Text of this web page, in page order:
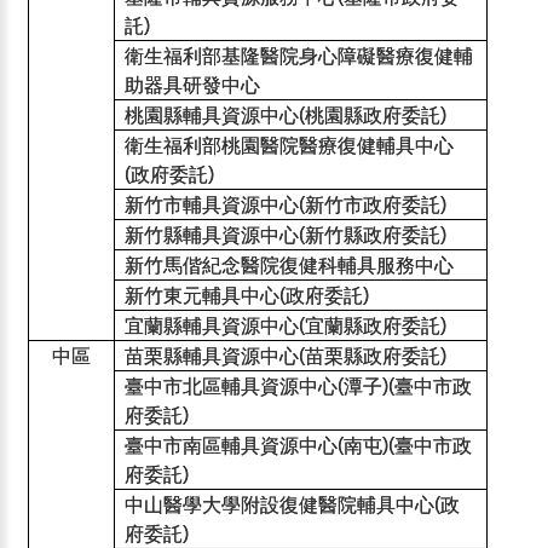
託)
衛生福利部基隆醫院身心障礙醫療復健輔
助器具研發中心
桃園縣輔具資源中心(桃園縣政府委託)
衛生福利部桃園醫院醫療復健輔具中心
(政府委託)
新竹市輔具資源中心(新竹市政府委託)
新竹縣輔具資源中心(新竹縣政府委託)
新竹馬偕紀念醫院復健科輔具服務中心
新竹東元輔具中心(政府委託)
宜蘭縣輔具資源中心(宜蘭縣政府委託)
中區 苗栗縣輔具資源中心(苗栗縣政府委託)
臺中市北區輔具資源中心(潭子)(臺中市政
府委託)
臺中市南區輔具資源中心(南屯)(臺中市政
府委託)
中山醫學大學附設復健醫院輔具中心(政
府委託)